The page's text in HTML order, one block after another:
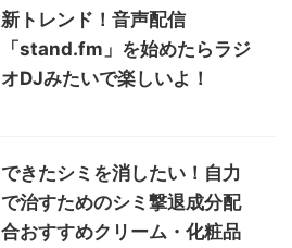
新トレンド！音声配信
「stand.fm」を始めたらラジ
オDJみたいで楽しいよ！
できたシミを消したい！自力
で治すためのシミ撃退成分配
合おすすめクリーム・化粧品